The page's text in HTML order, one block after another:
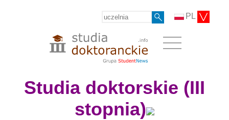
PL
Studia doktorskie (III
stopnia)